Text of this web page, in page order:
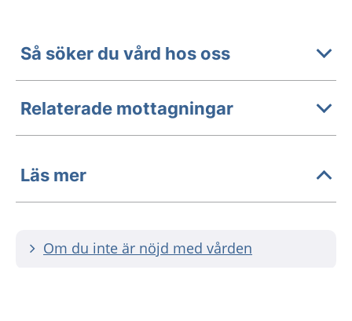
Så söker du vård hos oss
Relaterade mottagningar
Läs mer
Om du inte är nöjd med vården